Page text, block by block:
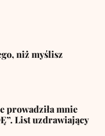
niż myślisz
prowadziła mnie
List uzdrawiający